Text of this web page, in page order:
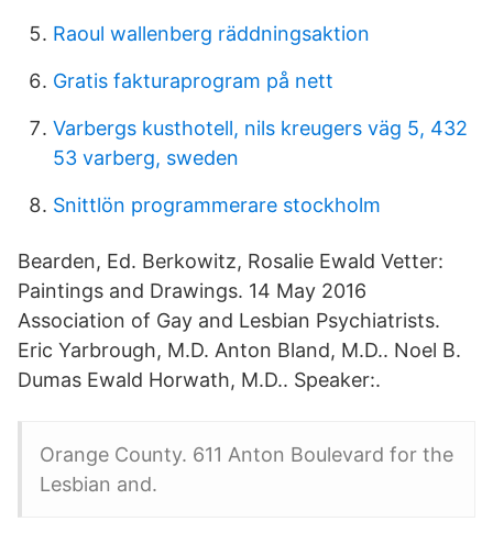
Raoul wallenberg räddningsaktion
Gratis fakturaprogram på nett
Varbergs kusthotell, nils kreugers väg 5, 432
53 varberg, sweden
Snittlön programmerare stockholm
Bearden, Ed. Berkowitz, Rosalie Ewald Vetter:
Paintings and Drawings. 14 May 2016
Association of Gay and Lesbian Psychiatrists.
Eric Yarbrough, M.D. Anton Bland, M.D.. Noel B.
Dumas Ewald Horwath, M.D.. Speaker:.
Orange County. 611 Anton Boulevard for the
Lesbian and.